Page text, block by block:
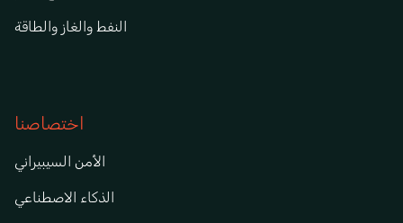
النفط والغاز والطاقة
اختصاصنا
الأمن السيبيراني
الذكاء الاصطناعي